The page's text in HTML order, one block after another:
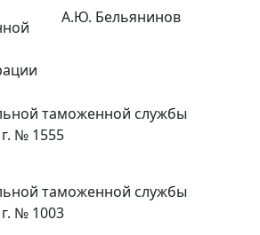
А.Ю. Бельянинов
таможенной службы
г. № 1555
таможенной службы
г. № 1003